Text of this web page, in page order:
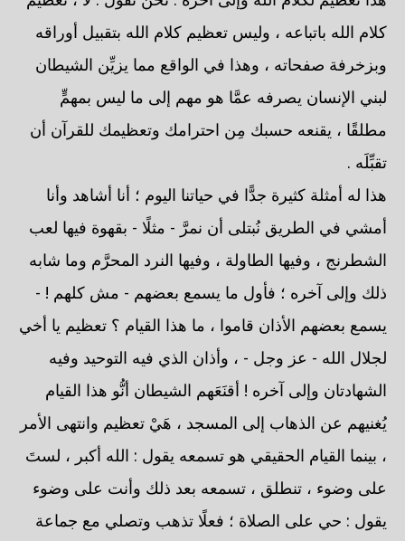
كلام الله باتباعه ، وليس تعظيم كلام الله بتقبيل أوراقه
وبزخرفة صفحاته ، وهذا في الواقع مما يزيِّن الشيطان
لبني الإنسان يصرفه عمَّا هو مهم إلى ما ليس بمهمٍّ
مطلقًا ، يقنعه حسبك مِن احترامك وتعظيمك للقرآن أن
تقبِّلَه .
هذا له أمثلة كثيرة جدًّا في حياتنا اليوم ؛ أنا أشاهد وأنا
أمشي في الطريق نُبتلى أن نمرَّ - مثلًا - بقهوة فيها لعب
الشطرنج ، وفيها الطاولة ، وفيها النرد المحرَّم وما شابه
ذلك وإلى آخره ؛ فأول ما يسمع بعضهم - مش كلهم ! -
يسمع بعضهم الأذان قاموا ، ما هذا القيام ؟ تعظيم يا أخي
لجلال الله - عز وجل - ، وأذان الذي فيه التوحيد وفيه
الشهادتان وإلى آخره ! أقنَعَهم الشيطان أنُّو هذا القيام
يُغنيهم عن الذهاب إلى المسجد ، هَيْ تعظيم وانتهى الأمر
، بينما القيام الحقيقي هو تسمعه يقول : الله أكبر ، لستَ
على وضوء ، تنطلق ، تسمعه بعد ذلك وأنت على وضوء
يقول : حي على الصلاة ؛ فعلًا تذهب وتصلي مع جماعة